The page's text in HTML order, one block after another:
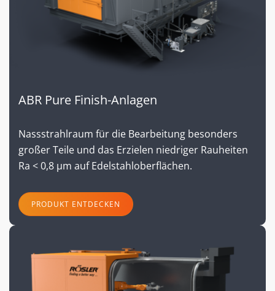
ABR Pure Finish-Anlagen
Nassstrahlraum für die Bearbeitung besonders
großer Teile und das Erzielen niedriger Rauheiten
Ra < 0,8 µm auf Edelstahloberflächen.
PRODUKT ENTDECKEN